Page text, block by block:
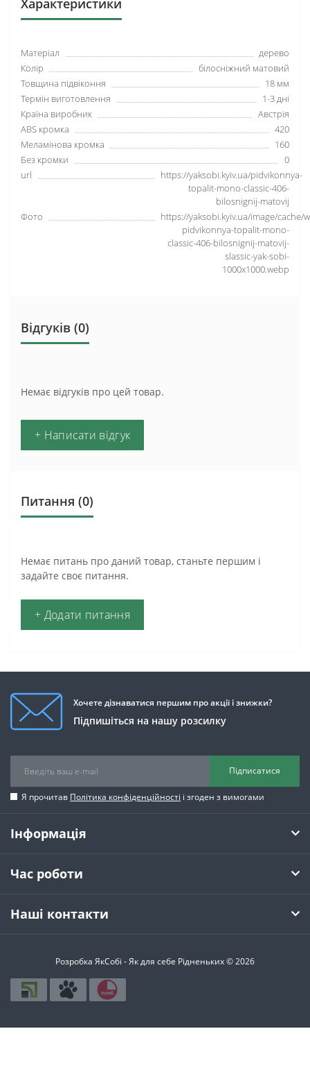
Характеристики
Матеріал
дерево
Колір
білосніжний матовий
Товщина підвіконня
18 мм
Термін виготовлення
1-3 дні
Країна виробник
Австрія
ABS кромка
420
Меламінова кромка
160
Без кромки
0
url
https://yaksobi.kyiv.ua/pidvikonnya-
topalit-mono-classic-406-
bilosnignij-matovij
Фото
https://yaksobi.kyiv.ua/image/cache/
pidvikonnya-topalit-mono-
classic-406-bilosnignij-matovij-
slassic-yak-sobi-
1000x1000.webp
Відгуків (0)
Немає відгуків про цей товар.
+ Написати відгук
Питання (0)
Немає питань про даний товар, станьте першим і
задайте своє питання.
+ Додати питання
Хочете дізнаватися першим про акції і знижки?
Підпишіться на нашу розсилку
Підписатися
Я прочитав Політика конфіденційності і згоден з вимогами
Інформація
Час роботи
Наші контакти
Розробка ЯкСобі - Як для себе Рідненьких © 2026